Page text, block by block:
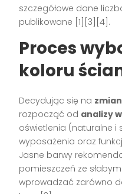
szczegółowe dane
publikowane [1][3][4].
Proces
koloru
Decydując się na
rozpocząć od analizy
oświetlenia (naturalne i
wyposażenia oraz
Jasne barwy
pomieszczeń ze
wprowadzać zarówno